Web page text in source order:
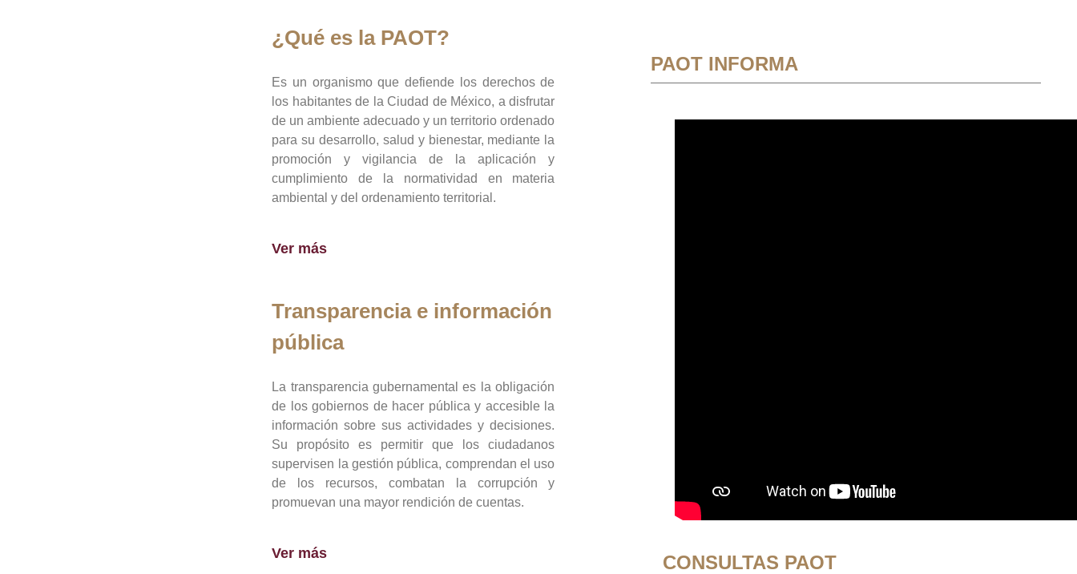
¿Qué es la PAOT?
Es un organismo que defiende los derechos de
los habitantes de la Ciudad de México, a disfrutar
de un ambiente adecuado y un territorio ordenado
para su desarrollo, salud y bienestar, mediante la
promoción y vigilancia de la aplicación y
cumplimiento de la normatividad en materia
ambiental y del ordenamiento territorial.
Ver más
Transparencia e información
pública
La transparencia gubernamental es la obligación
de los gobiernos de hacer pública y accesible la
información sobre sus actividades y decisiones.
Su propósito es permitir que los ciudadanos
supervisen la gestión pública, comprendan el uso
de los recursos, combatan la corrupción y
promuevan una mayor rendición de cuentas.
Ver más
PAOT INFORMA
CONSULTAS PAOT